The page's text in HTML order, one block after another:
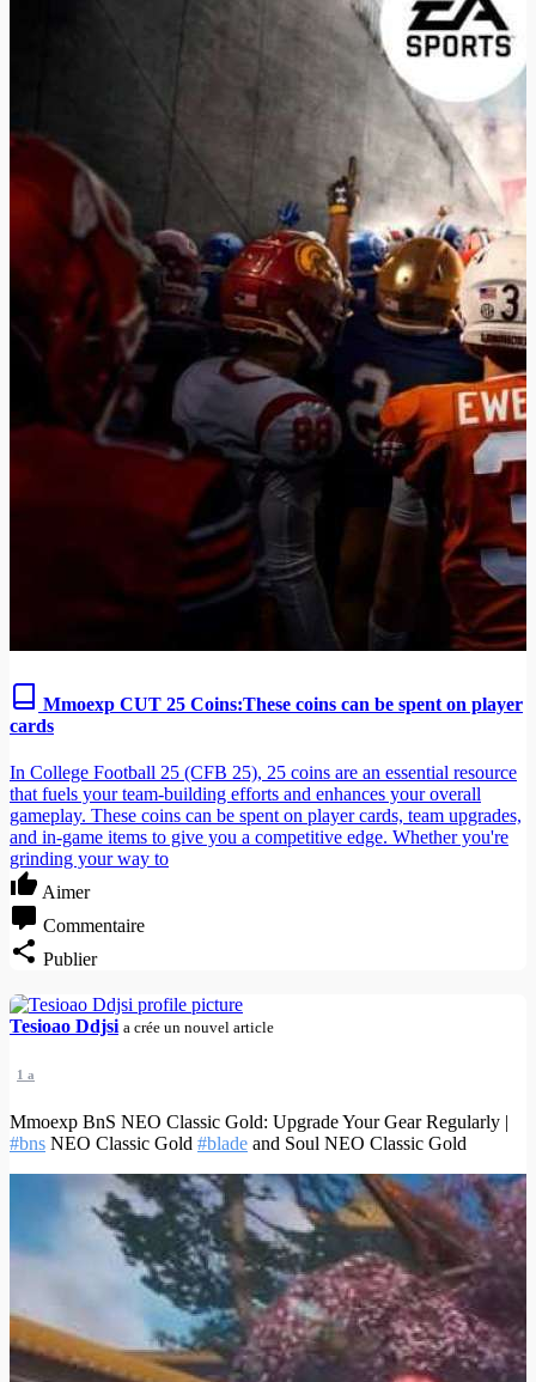
Mmoexp CUT 25 Coins:These coins can be spent on player
cards
In College Football 25 (CFB 25), 25 coins are an essential resource
that fuels your team-building efforts and enhances your overall
gameplay. These coins can be spent on player cards, team upgrades,
and in-game items to give you a competitive edge. Whether you're
grinding your way to
Aimer
Commentaire
Publier
Tesioao Ddjsi a crée un nouvel article
1 a
Mmoexp BnS NEO Classic Gold: Upgrade Your Gear Regularly |
#bns NEO Classic Gold #blade and Soul NEO Classic Gold